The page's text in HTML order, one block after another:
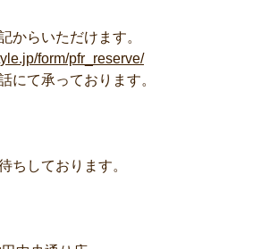
からいただけます。
form/pfr_reserve/
にて承っております。
ちしております。